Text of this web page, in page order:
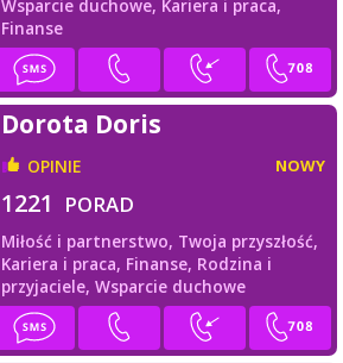
Wsparcie duchowe, Kariera i praca,
Finanse
Dorota Doris
OPINIE NOWY
1221 PORAD
Miłość i partnerstwo, Twoja przyszłość,
Kariera i praca, Finanse, Rodzina i
przyjaciele, Wsparcie duchowe